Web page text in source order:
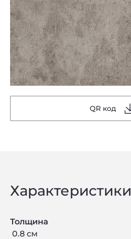
QR код
Характеристики
Толщина
0.8 см